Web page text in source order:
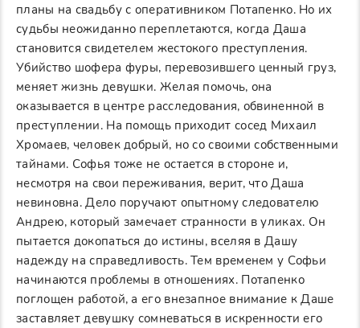
планы на свадьбу с оперативником Потапенко. Но их
судьбы неожиданно переплетаются, когда Даша
становится свидетелем жестокого преступления.
Убийство шофера фуры, перевозившего ценный груз,
меняет жизнь девушки. Желая помочь, она
оказывается в центре расследования, обвиненной в
преступлении. На помощь приходит сосед Михаил
Хромаев, человек добрый, но со своими собственными
тайнами. Софья тоже не остается в стороне и,
несмотря на свои переживания, верит, что Даша
невиновна. Дело поручают опытному следователю
Андрею, который замечает странности в уликах. Он
пытается докопаться до истины, вселяя в Дашу
надежду на справедливость. Тем временем у Софьи
начинаются проблемы в отношениях. Потапенко
поглощен работой, а его внезапное внимание к Даше
заставляет девушку сомневаться в искренности его